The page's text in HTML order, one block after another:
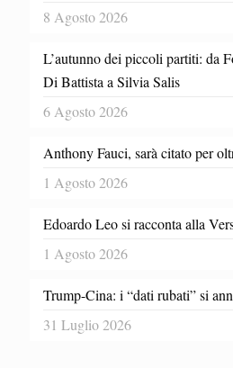
8 Agosto 2026
L’autunno dei piccoli partiti: da
Di Battista a Silvia Salis
6 Agosto 2026
Anthony Fauci, sarà citato per
1 Agosto 2026
Edoardo Leo si racconta alla
1 Agosto 2026
Trump-Cina: i “dati rubati” si
31 Luglio 2026